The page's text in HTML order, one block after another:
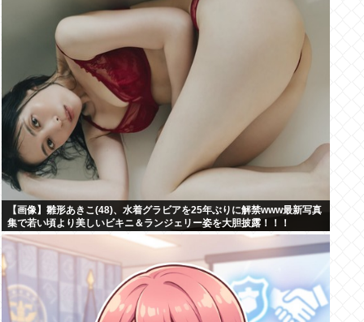
【画像】雛形あきこ(48)、水着グラビアを25年ぶりに解禁www最新写真
集で若い頃より美しいビキニ＆ランジェリー姿を大胆披露！！！